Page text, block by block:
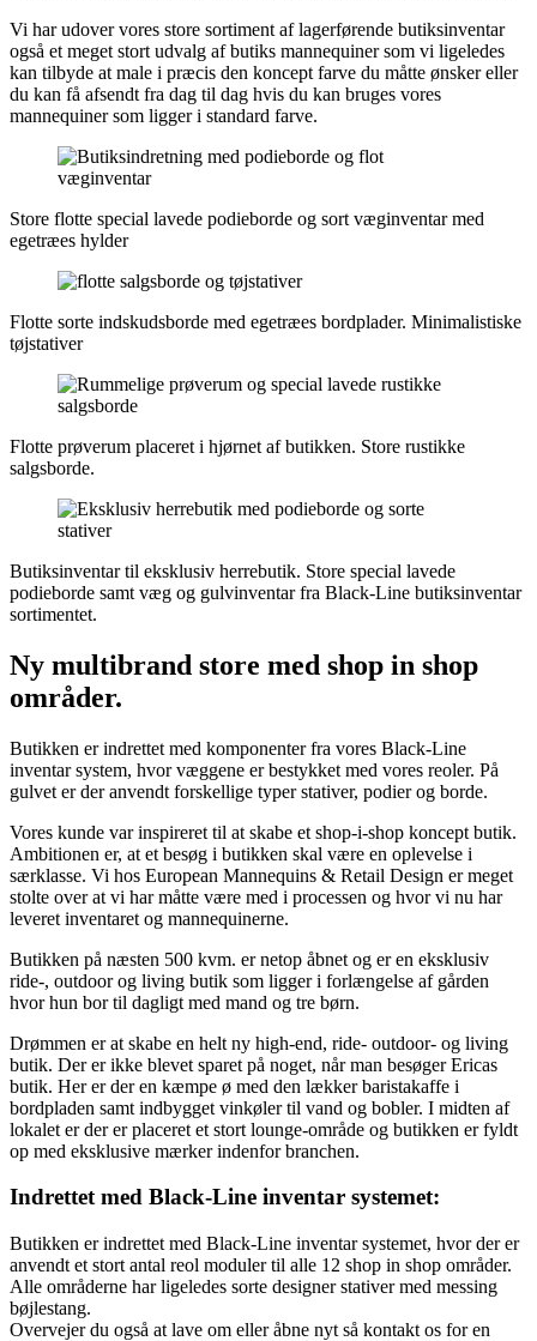
Vi har udover vores store sortiment af lagerførende butiksinventar
også et meget stort udvalg af butiks mannequiner som vi ligeledes
kan tilbyde at male i præcis den koncept farve du måtte ønsker eller
du kan få afsendt fra dag til dag hvis du kan bruges vores
mannequiner som ligger i standard farve.
Store flotte special lavede podieborde og sort væginventar med
egetræes hylder
Flotte sorte indskudsborde med egetræes bordplader. Minimalistiske
tøjstativer
Flotte prøverum placeret i hjørnet af butikken. Store rustikke
salgsborde.
Butiksinventar til eksklusiv herrebutik. Store special lavede
podieborde samt væg og gulvinventar fra Black-Line butiksinventar
sortimentet.
Ny multibrand store med shop in shop
områder.
Butikken er indrettet med komponenter fra vores Black-Line
inventar system, hvor væggene er bestykket med vores reoler. På
gulvet er der anvendt forskellige typer stativer, podier og borde.
Vores kunde var inspireret til at skabe et shop-i-shop koncept butik.
Ambitionen er, at et besøg i butikken skal være en oplevelse i
særklasse. Vi hos European Mannequins & Retail Design er meget
stolte over at vi har måtte være med i processen og hvor vi nu har
leveret inventaret og mannequinerne.
Butikken på næsten 500 kvm. er netop åbnet og er en eksklusiv
ride-, outdoor og living butik som ligger i forlængelse af gården
hvor hun bor til dagligt med mand og tre børn.
Drømmen er at skabe en helt ny high-end, ride- outdoor- og living
butik. Der er ikke blevet sparet på noget, når man besøger Ericas
butik. Her er der en kæmpe ø med den lækker baristakaffe i
bordpladen samt indbygget vinkøler til vand og bobler. I midten af
lokalet er der er placeret et stort lounge-område og butikken er fyldt
op med eksklusive mærker indenfor branchen.
Indrettet med Black-Line inventar systemet:
Butikken er indrettet med Black-Line inventar systemet, hvor der er
anvendt et stort antal reol moduler til alle 12 shop in shop områder.
Alle områderne har ligeledes sorte designer stativer med messing
bøjlestang.
Overvejer du også at lave om eller åbne nyt så kontakt os for en